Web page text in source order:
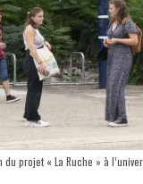
projet « La Ruche » à